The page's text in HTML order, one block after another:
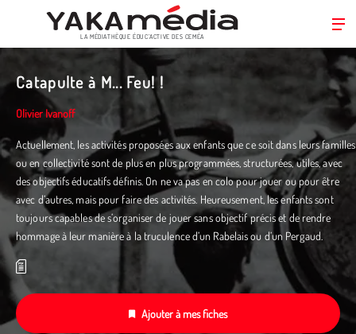
contenu
principal
LA MÉDIATHÈQUE ÉDUC’ACTIVE DES CEMÉA
Catapulte à M... Feu! !
Olivier Ivanoff
Actuellement, les activités proposées aux enfants que ce soit dans leurs familles
ou en collectivité sont de plus en plus programmées, structurées, utiles, avec
des objectifs éducatifs définis. On ne va pas en colo pour jouer ou pour être
avec d’autres, mais pour faire des activités. Heureusement, les enfants sont
toujours capables de s’organiser de jouer sans objectif précis et de rendre
hommage à leur manière à la truculence d’un Rabelais ou d’un Pergaud.
Ajouter à mes fiches